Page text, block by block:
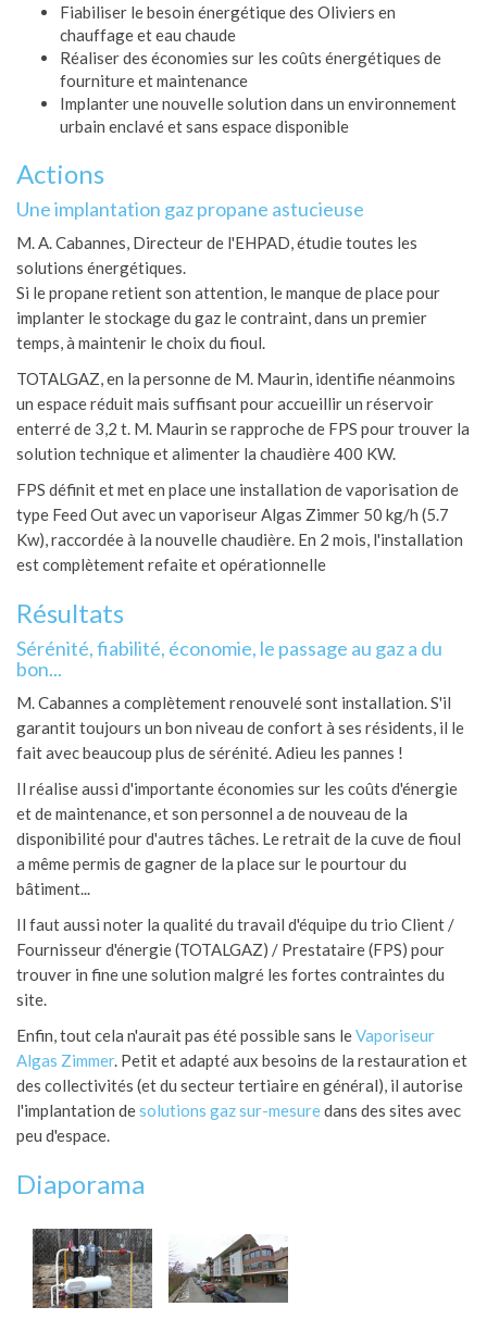
Fiabiliser le besoin énergétique des Oliviers en
chauffage et eau chaude
Réaliser des économies sur les coûts énergétiques de
fourniture et maintenance
Implanter une nouvelle solution dans un environnement
urbain enclavé et sans espace disponible
Actions
Une implantation gaz propane astucieuse
M. A. Cabannes, Directeur de l'EHPAD, étudie toutes les
solutions énergétiques.
Si le propane retient son attention, le manque de place pour
implanter le stockage du gaz le contraint, dans un premier
temps, à maintenir le choix du fioul.
TOTALGAZ, en la personne de M. Maurin, identifie néanmoins
un espace réduit mais suffisant pour accueillir un réservoir
enterré de 3,2 t. M. Maurin se rapproche de FPS pour trouver la
solution technique et alimenter la chaudière 400 KW.
FPS définit et met en place une installation de vaporisation de
type Feed Out avec un vaporiseur Algas Zimmer 50 kg/h (5.7
Kw), raccordée à la nouvelle chaudière. En 2 mois, l'installation
est complètement refaite et opérationnelle
Résultats
Sérénité, fiabilité, économie, le passage au gaz a du
bon...
M. Cabannes a complètement renouvelé sont installation. S'il
garantit toujours un bon niveau de confort à ses résidents, il le
fait avec beaucoup plus de sérénité. Adieu les pannes !
Il réalise aussi d'importante économies sur les coûts d'énergie
et de maintenance, et son personnel a de nouveau de la
disponibilité pour d'autres tâches. Le retrait de la cuve de fioul
a même permis de gagner de la place sur le pourtour du
bâtiment...
Il faut aussi noter la qualité du travail d'équipe du trio Client /
Fournisseur d'énergie (TOTALGAZ) / Prestataire (FPS) pour
trouver in fine une solution malgré les fortes contraintes du
site.
Enfin, tout cela n'aurait pas été possible sans leVaporiseur
Algas Zimmer. Petit et adapté aux besoins de la restauration et
des collectivités (et du secteur tertiaire en général), il autorise
l'implantation desolutions gaz sur-mesuredans des sites avec
peu d'espace.
Diaporama